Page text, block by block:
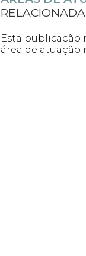
Esta publicação
área de atuação